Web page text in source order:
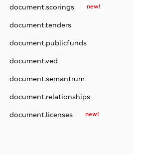
document.scorings new!
document.tenders
document.publicfunds
document.ved
document.semantrum
document.relationships
document.licenses new!